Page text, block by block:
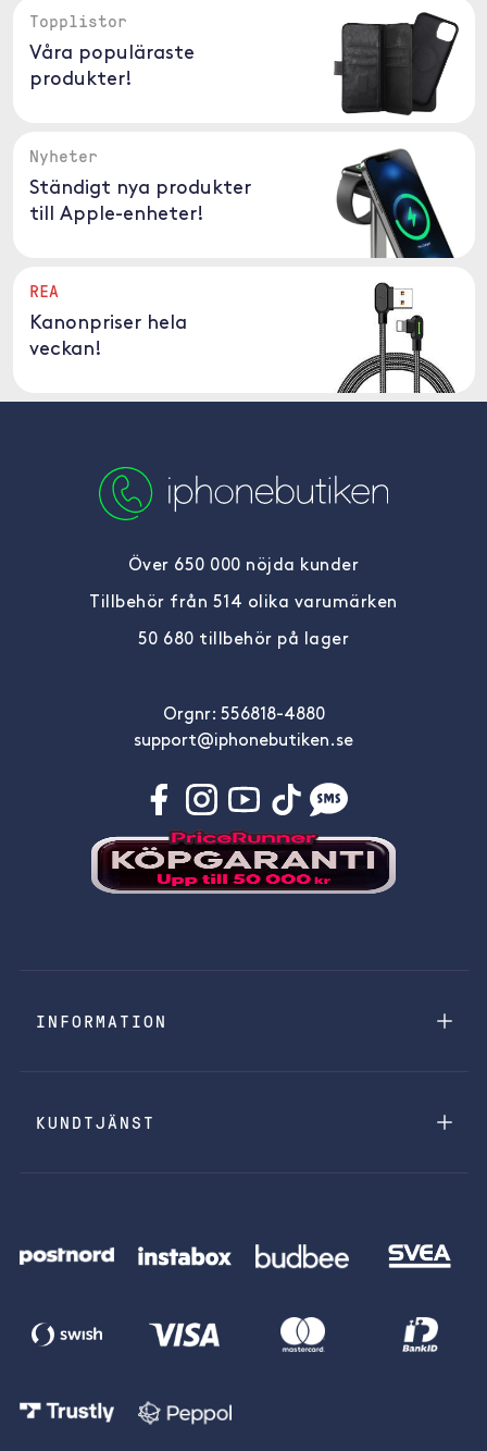
Topplistor
Våra populäraste
produkter!
Nyheter
Ständigt nya produkter
till Apple-enheter!
REA
Kanonpriser hela
veckan!
Över 650 000 nöjda kunder
Tillbehör från 514 olika varumärken
50 680 tillbehör på lager
Orgnr: 556818-4880
support@iphonebutiken.se
INFORMATION
KUNDTJÄNST